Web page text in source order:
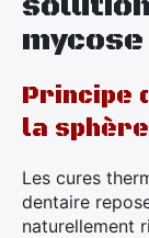
Principe
la
Les cures
dentaire
naturellement